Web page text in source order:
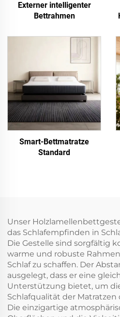
Externer intelligenter
Bettrahmen
Smart-Bettmatratze
Standard
Unser
das Schlafempfinden in
Die Gestelle sind sorgfältig
warme und robuste
Schlaf zu schaffen. Der
ausgelegt, dass er eine
Unterstützung bietet, um
Schlafqualität der Matratzen
Die einzigartige